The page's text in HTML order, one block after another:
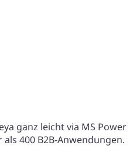
ganz leicht via MS Power
400 B2B-Anwendungen.